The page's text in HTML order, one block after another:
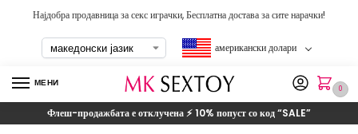
Најдобра продавница за секс играчки, Бесплатна достава за сите нарачки!
американски долари
МЕНИ
0
Флеш-продажбата е отклучена ⚡ 10% попуст со код“SALE”